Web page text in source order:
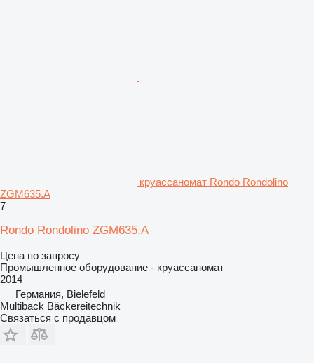
круассаномат Rondo Rondolino
ZGM635.A
7
Rondo Rondolino ZGM635.A
Цена по запросу
Промышленное оборудование - круассаномат
2014
Германия, Bielefeld
Multiback Bäckereitechnik
Связаться с продавцом